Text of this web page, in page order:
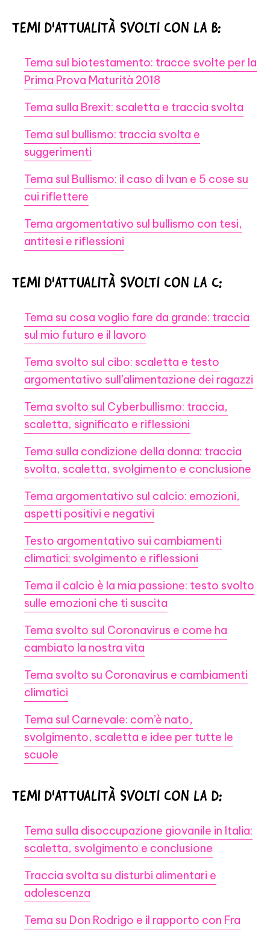
TEMI D'ATTUALITÀ SVOLTI CON LA B:
Tema sul biotestamento: tracce svolte per la
Prima Prova Maturità 2018
Tema sulla Brexit: scaletta e traccia svolta
Tema sul bullismo: traccia svolta e
suggerimenti
Tema sul Bullismo: il caso di Ivan e 5 cose su
cui riflettere
Tema argomentativo sul bullismo con tesi,
antitesi e riflessioni
TEMI D'ATTUALITÀ SVOLTI CON LA C:
Tema su cosa voglio fare da grande: traccia
sul mio futuro e il lavoro
Tema svolto sul cibo: scaletta e testo
argomentativo sull’alimentazione dei ragazzi
Tema svolto sul Cyberbullismo: traccia,
scaletta, significato e riflessioni
Tema sulla condizione della donna: traccia
svolta, scaletta, svolgimento e conclusione
Tema argomentativo sul calcio: emozioni,
aspetti positivi e negativi
Testo argomentativo sui cambiamenti
climatici: svolgimento e riflessioni
Tema il calcio è la mia passione: testo svolto
sulle emozioni che ti suscita
Tema svolto sul Coronavirus e come ha
cambiato la nostra vita
Tema svolto su Coronavirus e cambiamenti
climatici
Tema sul Carnevale: com’è nato,
svolgimento, scaletta e idee per tutte le
scuole
TEMI D'ATTUALITÀ SVOLTI CON LA D:
Tema sulla disoccupazione giovanile in Italia:
scaletta, svolgimento e conclusione
Traccia svolta su disturbi alimentari e
adolescenza
Tema su Don Rodrigo e il rapporto con Fra